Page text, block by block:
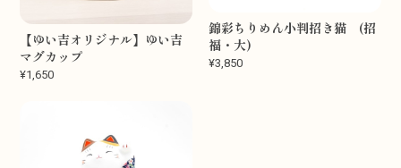
【ゆい吉オリジナル】ゆい吉
マグカップ
¥1,650
錦彩ちりめん小判招き猫 (招
福・大)
¥3,850